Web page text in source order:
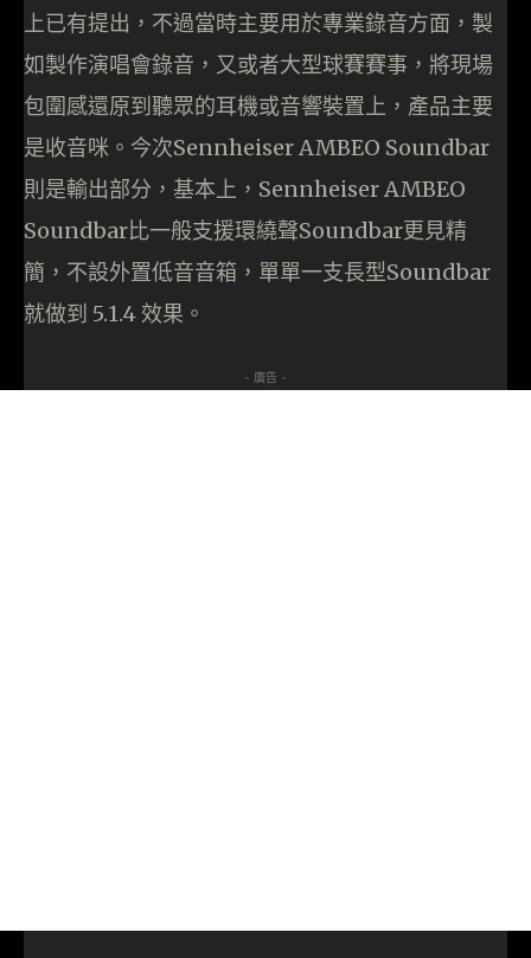
上已有提出，不過當時主要用於專業錄音方面，製
如製作演唱會錄音，又或者大型球賽賽事，將現場
包圍感還原到聽眾的耳機或音響裝置上，產品主要
是收音咪。今次Sennheiser AMBEO Soundbar
則是輸出部分，基本上，Sennheiser AMBEO
Soundbar比一般支援環繞聲Soundbar更見精
簡，不設外置低音音箱，單單一支長型Soundbar
就做到 5.1.4 效果。
- 廣告 -